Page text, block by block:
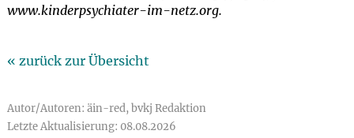
www.kinderpsychiater-im-netz.org.
« zurück zur Übersicht
Autor/Autoren: äin-red, bvkj Redaktion
Letzte Aktualisierung: 08.08.2026